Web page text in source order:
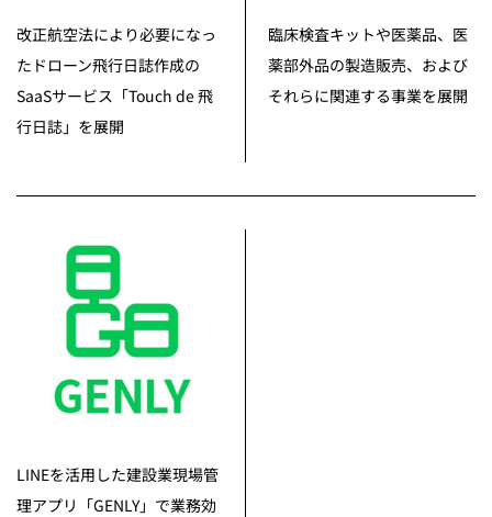
改正航空法により必要になっ
たドローン飛行日誌作成の
SaaSサービス「Touch de 飛
行日誌」を展開
臨床検査キットや医薬品、医
薬部外品の製造販売、および
それらに関連する事業を展開
LINEを活用した建設業現場管
理アプリ「GENLY」で業務効